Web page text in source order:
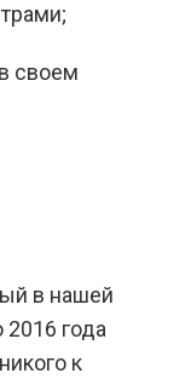
своем
в нашей
2016 года
к